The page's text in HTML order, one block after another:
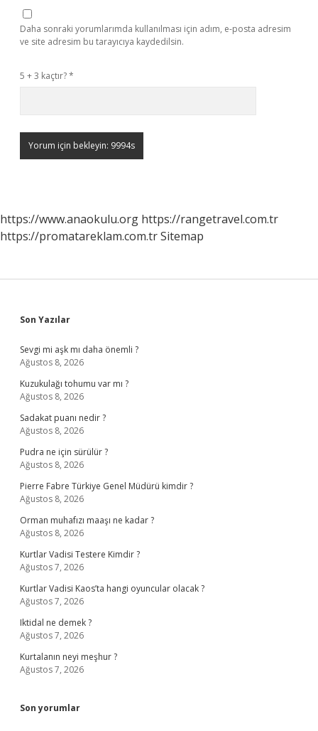
Daha sonraki yorumlarımda kullanılması için adım, e-posta adresim
ve site adresim bu tarayıcıya kaydedilsin.
5 + 3 kaçtır?*
https://www.anaokulu.org https://rangetravel.com.tr
https://promatareklam.com.trSitemap
Sidebar
Son Yazılar
Sevgi mi aşk mı daha önemli ?
Ağustos 8, 2026
Kuzukulağı tohumu var mı ?
Ağustos 8, 2026
Sadakat puanı nedir ?
Ağustos 8, 2026
Pudra ne için sürülür ?
Ağustos 8, 2026
Pierre Fabre Türkiye Genel Müdürü kimdir ?
Ağustos 8, 2026
Orman muhafızı maaşı ne kadar ?
Ağustos 8, 2026
Kurtlar Vadisi Testere Kimdir ?
Ağustos 7, 2026
Kurtlar Vadisi Kaos’ta hangi oyuncular olacak ?
Ağustos 7, 2026
Iktidal ne demek ?
Ağustos 7, 2026
Kurtalanın neyi meşhur ?
Ağustos 7, 2026
Son yorumlar